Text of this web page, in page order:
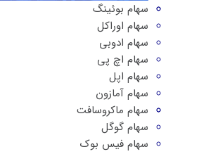
سهام بوئینگ
سهام اوراکل
سهام ادوبی
سهام اچ پی
سهام اپل
سهام آمازون
سهام ماکروسافت
سهام گوگل
سهام فیس بوک